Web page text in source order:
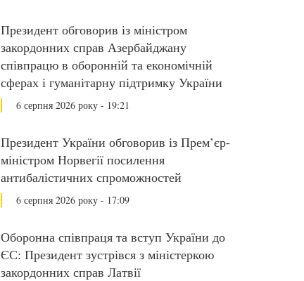
Президент обговорив із міністром
закордонних справ Азербайджану
співпрацю в оборонній та економічній
сферах і гуманітарну підтримку України
6 серпня 2026 року - 19:21
Президент України обговорив із Прем’єр-
міністром Норвегії посилення
антибалістичних спроможностей
6 серпня 2026 року - 17:09
Оборонна співпраця та вступ України до
ЄС: Президент зустрівся з міністеркою
закордонних справ Латвії